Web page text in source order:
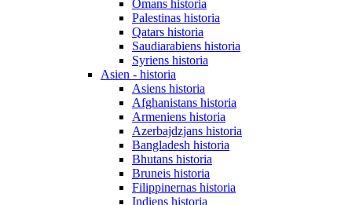
Omans historia
Palestinas historia
Qatars historia
Saudiarabiens historia
Syriens historia
Asien - historia
Asiens historia
Afghanistans historia
Armeniens historia
Azerbajdzjans historia
Bangladesh historia
Bhutans historia
Bruneis historia
Filippinernas historia
Indiens historia